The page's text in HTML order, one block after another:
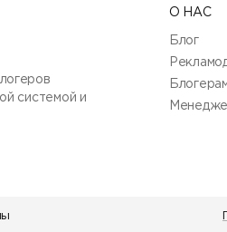
системой и
О НАС
Блог